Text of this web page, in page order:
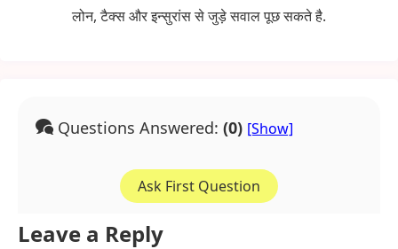
लोन, टैक्स और इन्सुरांस से जुड़े सवाल पूछ सकते है.
Questions Answered: (0)
Ask First Question
Leave a Reply